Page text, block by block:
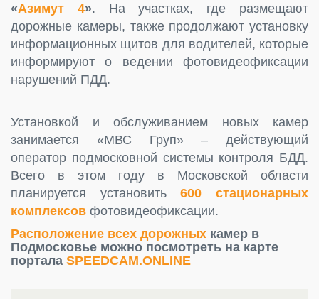
«Азимут 4». На участках, где размещают
дорожные камеры, также продолжают установку
информационных щитов для водителей, которые
информируют о ведении фотовидеофиксации
нарушений ПДД.
Установкой и обслуживанием новых камер
занимается «МВС Груп» – действующий
оператор подмосковной системы контроля БДД.
Всего в этом году в Московской области
планируется установить600 стационарных
комплексов фотовидеофиксации.
Расположение всех дорожных камер в
Подмосковье можно посмотреть на карте
портала SPEEDCAM.ONLINE